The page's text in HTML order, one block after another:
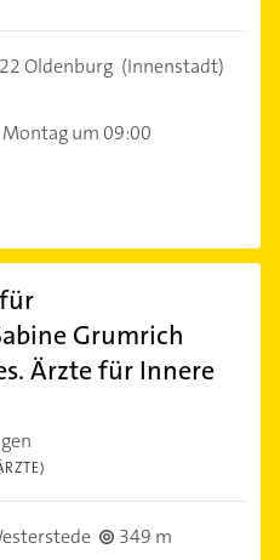
Oldenburg (Innenstadt)
um 09:00
Grumrich
Ärzte für Innere
349 m